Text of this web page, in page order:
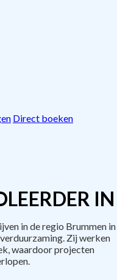
Direct boeken
IN
in de regio Brummen in
Zij werken
waardoor projecten